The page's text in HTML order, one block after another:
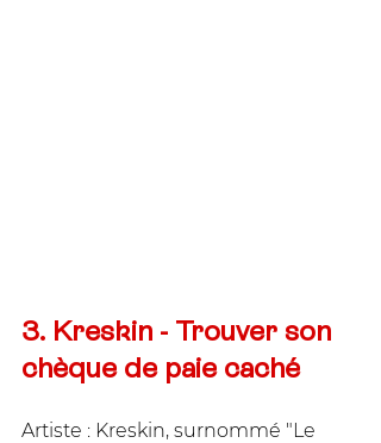
3. Kreskin - Trouver son
chèque de paie caché
Artiste : Kreskin, surnommé "Le